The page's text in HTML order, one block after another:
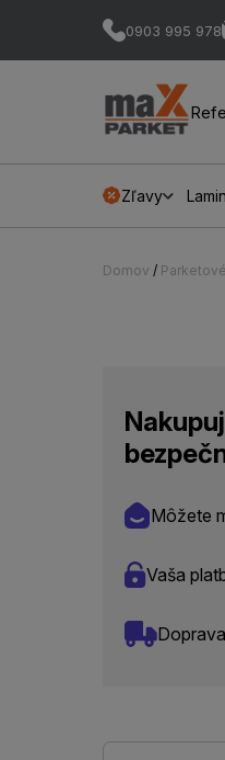
0903 995 978
Zľavy
Domov /
Môžete
Vaša
Doprava